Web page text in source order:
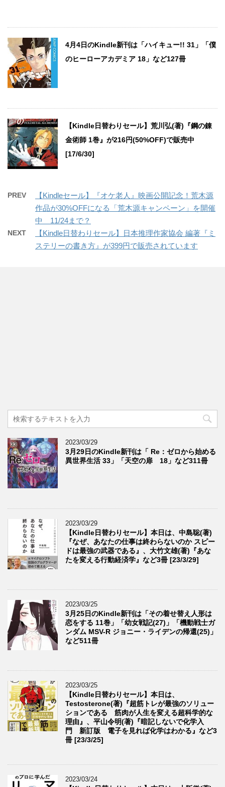
4月4日のKindle新刊は「ハイキュー!! 31」「僕
のヒーローアカデミア 18」など127冊
【Kindle日替わりセール】荒川弘(著)『鋼の錬
金術師 1巻』が216円(50%OFF)で販売中
[17/6/30]
PREV
【Kindleセール】『オケ老人』映画公開記念！荒木源
作品が30%OFFになる「荒木源キャンペーン」を開催
中 11/24まで？
NEXT
【Kindle日替わりセール】日本推理作家協会 編著『ミ
ステリーの書き方』が399円で販売されています
2023/03/29
3月29日のKindle新刊は「 Re：ゼロから始める
異世界生活 33」「天空の扉 18」など311冊
2023/03/29
【Kindle日替わりセール】本日は、中島聡(著)
『なぜ、あなたの仕事は終わらないのか スピー
ドは最強の武器である』、大竹文雄(著)『あな
たを変える行動経済学』など3冊 [23/3/29]
2023/03/25
3月25日のKindle新刊は「その着せ替え人形は
恋をする 11巻」「幼女戦記(27)」「機動戦士ガ
ンダム MSV-R ジョニー・ライデンの帰還(25)」
など511冊
2023/03/25
【Kindle日替わりセール】本日は、
Testosterone(著)『超筋トレが最強のソリュー
ションである 筋肉が人生を変える超科学的な
理由』、平山令明(著)『暗記しないで化学入
門 新訂版 電子を見れば化学はわかる』など3
冊 [23/3/25]
2023/03/24